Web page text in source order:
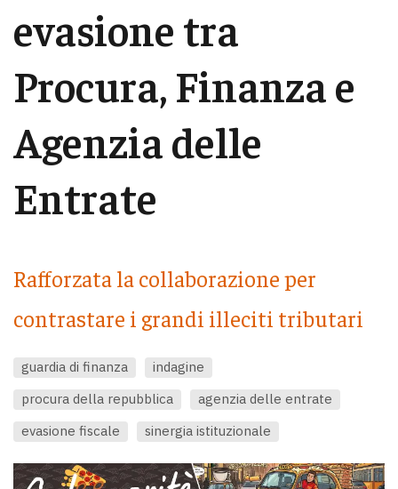
evasione tra
Procura, Finanza e
Agenzia delle
Entrate
Rafforzata la collaborazione per
contrastare i grandi illeciti tributari
guardia di finanza
indagine
procura della repubblica
agenzia delle entrate
evasione fiscale
sinergia istituzionale